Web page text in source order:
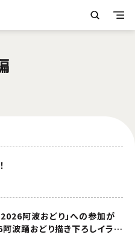
波踊おどり描き下ろしイラス